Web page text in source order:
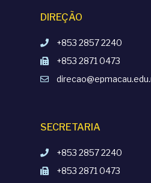
DIREÇÃO
+853 2857 2240
+853 2871 0473
SECRETARIA
+853 2857 2240
+853 2871 0473